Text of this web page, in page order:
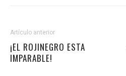
Artículo anterior
¡EL ROJINEGRO ESTA
IMPARABLE!